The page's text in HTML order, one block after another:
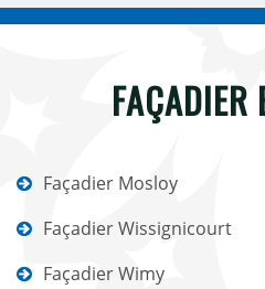
FAÇADIER
Façadier Mosloy
Façadier Wissignicourt
Façadier Wimy